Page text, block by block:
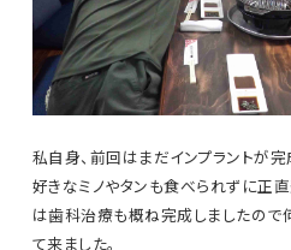
私自身、前回はまだインプラントが
好きなミノやタンも食べられずに正
は歯科治療も概ね完成しましたの
て来ました。